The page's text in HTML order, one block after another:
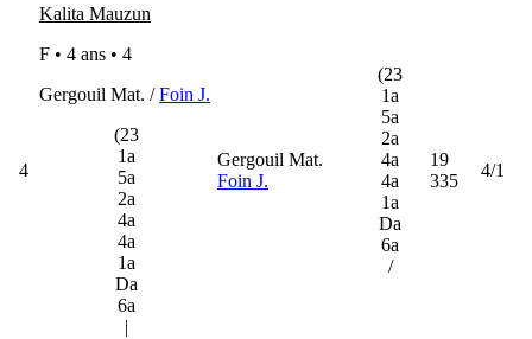
4
Kalita Mauzun
F • 4 ans • 4
Gergouil Mat. /Foin J.
(23
1a
5a
2a
4a
4a
1a
Da
6a
|
Gergouil Mat.
Foin J.
(23
1a
5a
2a
4a
4a
1a
Da
6a
/
19
335
4/1